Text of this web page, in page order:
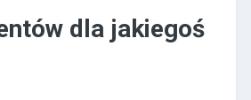
dla jakiegoś